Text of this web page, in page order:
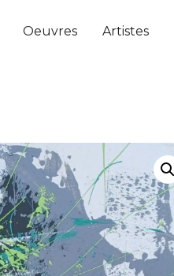
Oeuvres Artistes